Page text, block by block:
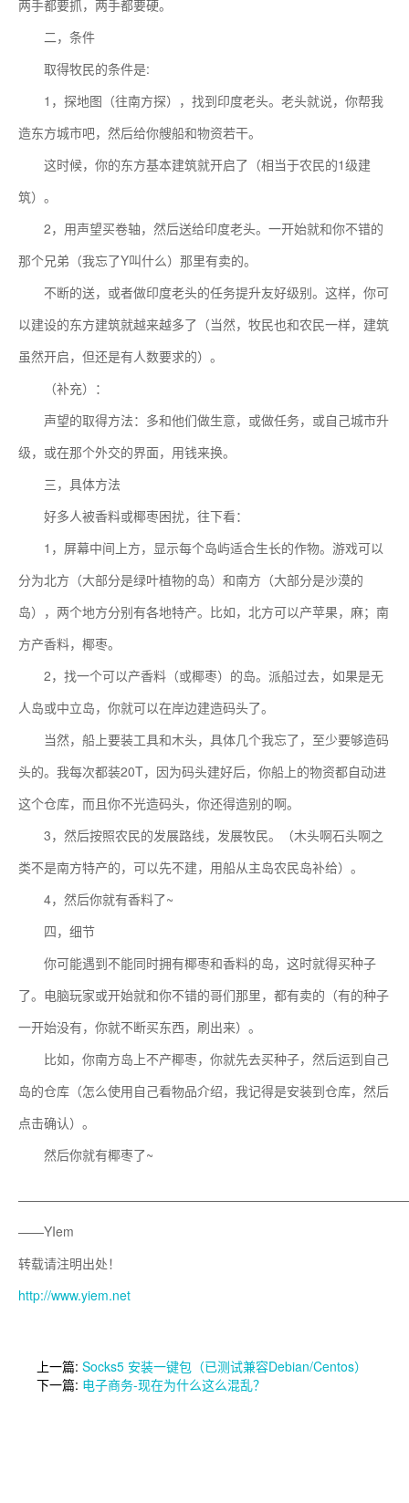
两手都要抓，两手都要硬。
二，条件
取得牧民的条件是:
1，探地图（往南方探），找到印度老头。老头就说，你帮我
造东方城市吧，然后给你艘船和物资若干。
这时候，你的东方基本建筑就开启了（相当于农民的1级建
筑）。
2，用声望买卷轴，然后送给印度老头。一开始就和你不错的
那个兄弟（我忘了Y叫什么）那里有卖的。
不断的送，或者做印度老头的任务提升友好级别。这样，你可
以建设的东方建筑就越来越多了（当然，牧民也和农民一样，建筑
虽然开启，但还是有人数要求的）。
（补充）：
声望的取得方法：多和他们做生意，或做任务，或自己城市升
级，或在那个外交的界面，用钱来换。
三，具体方法
好多人被香料或椰枣困扰，往下看：
1，屏幕中间上方，显示每个岛屿适合生长的作物。游戏可以
分为北方（大部分是绿叶植物的岛）和南方（大部分是沙漠的
岛），两个地方分别有各地特产。比如，北方可以产苹果，麻；南
方产香料，椰枣。
2，找一个可以产香料（或椰枣）的岛。派船过去，如果是无
人岛或中立岛，你就可以在岸边建造码头了。
当然，船上要装工具和木头，具体几个我忘了，至少要够造码
头的。我每次都装20T，因为码头建好后，你船上的物资都自动进
这个仓库，而且你不光造码头，你还得造别的啊。
3，然后按照农民的发展路线，发展牧民。（木头啊石头啊之
类不是南方特产的，可以先不建，用船从主岛农民岛补给）。
4，然后你就有香料了~
四，细节
你可能遇到不能同时拥有椰枣和香料的岛，这时就得买种子
了。电脑玩家或开始就和你不错的哥们那里，都有卖的（有的种子
一开始没有，你就不断买东西，刷出来）。
比如，你南方岛上不产椰枣，你就先去买种子，然后运到自己
岛的仓库（怎么使用自己看物品介绍，我记得是安装到仓库，然后
点击确认）。
然后你就有椰枣了~
——YIem
转载请注明出处！
http://www.yiem.net
上一篇: Socks5 安装一键包（已测试兼容Debian/Centos）
下一篇: 电子商务-现在为什么这么混乱？